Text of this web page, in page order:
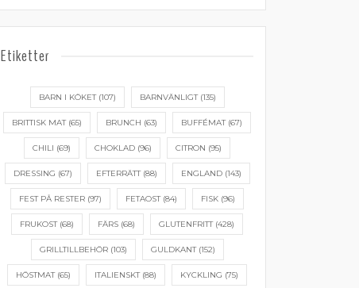
Etiketter
BARN I KÖKET(107) BARNVÄNLIGT(135)
BRITTISK MAT(65) BRUNCH (63) BUFFÉMAT(67)
CHILI (69) CHOKLAD (96) CITRON (95)
DRESSING (67) EFTERRÄTT(88) ENGLAND(143)
FEST PÅ RESTER (97) FETAOST(84) FISK (96)
FRUKOST(68) FÄRS (68) GLUTENFRITT(428)
GRILLTILLBEHÖR(103) GULDKANT(152)
HÖSTMAT(65) ITALIENSKT(88) KYCKLING (75)